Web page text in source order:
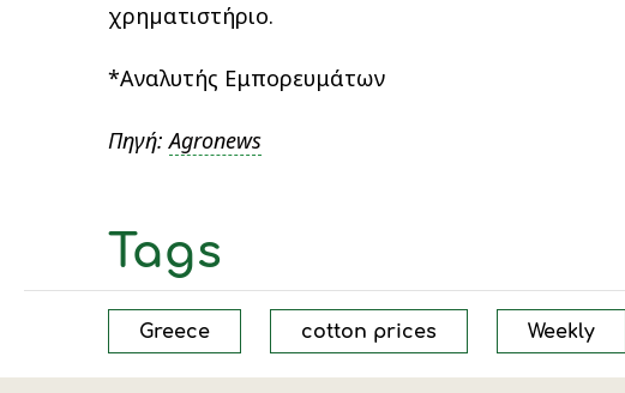
χρηµατιστήριο.
*Αναλυτής Εμπορευμάτων
Πηγή:Agronews
Tags
Greece cotton prices Weekly